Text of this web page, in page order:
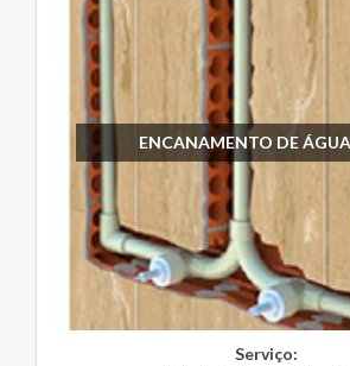
ENCANAMENTO DE
Serviço: